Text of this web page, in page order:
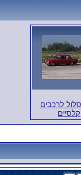
לרכבים
קלסיים